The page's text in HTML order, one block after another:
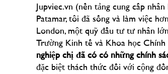
Jupviec.vn (nền tảng cung cấp
Patamar, tôi đã sống và làm việc
London, một quỹ đầu tư tư nhân
Trường Kinh tế và Khoa học
nghiệp chị đã có có những chính
đặc biệt thách thức đối với cộng